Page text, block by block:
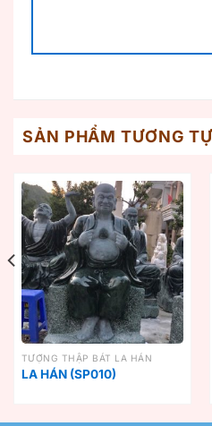
SẢN PHẨM TƯƠNG TỰ
TƯỢNG THẬP BÁT LA HÁN
LA HÁN (SP010)